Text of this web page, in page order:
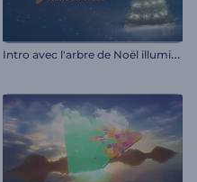
I
ntro avec l'arbre de Noël illuminé